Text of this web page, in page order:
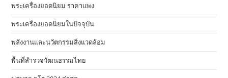
พระเครื่องยอดนิยม ราคาแพง
พระเครื่องยอดนิยมในปัจจุบัน
พลังงานและนวัตกรรมสิ่งแวดล้อม
พื้นที่สำรวจวัฒนธรรมไทย